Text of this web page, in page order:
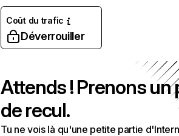
Coût du trafic
Déverrouiller
Attends ! Prenons un
de recul.
Tu ne vois là qu'une petite partie